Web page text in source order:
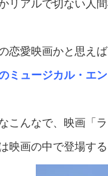
リアルで切ない人間
恋愛映画かと思え
ミュージカル・エ
こんなで、映画「
映画の中で登場す